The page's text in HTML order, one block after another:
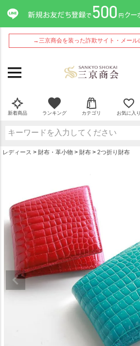
→三京商会を装った詐欺サイト・メール
新着商品 ランキング カテゴリ お気に入り
レディース 財布・革小物 財布 2つ折り財布